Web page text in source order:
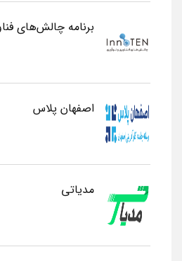
برنامه چالش‌های
اصفهان پلاس
مدیاتی